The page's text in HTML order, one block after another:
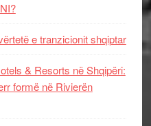
e tranzicionit shqiptar
& Resorts në Shqipëri:
formë në Rivierën